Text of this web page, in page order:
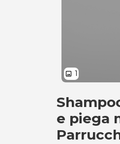
image 1
e piega